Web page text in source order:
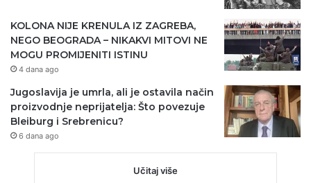
KOLONA NIJE KRENULA IZ ZAGREBA,
NEGO BEOGRADA – NIKAKVI MITOVI NE
MOGU PROMIJENITI ISTINU
4 dana ago
Jugoslavija je umrla, ali je ostavila način
proizvodnje neprijatelja: Što povezuje
Bleiburg i Srebrenicu?
6 dana ago
Učitaj više